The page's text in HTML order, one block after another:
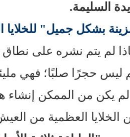
السليمة.
بشكل جميل" للخلايا
لم يتم نشره على
ليس حجرًا صلبًا؛ فهي
لم يكن من الممكن إنشاء
العظمية من